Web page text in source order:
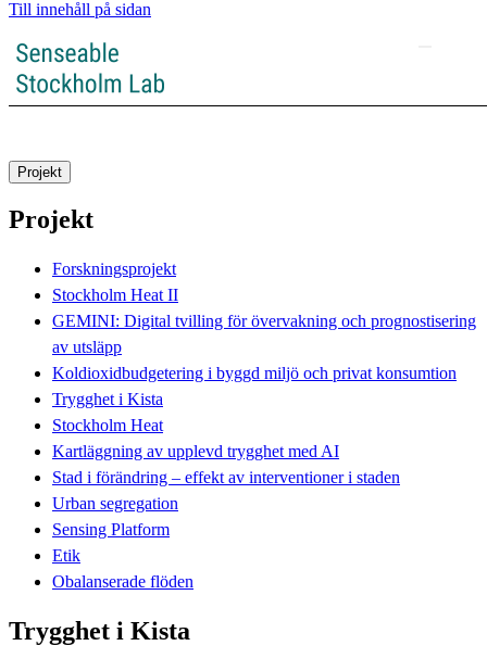
Till innehåll på sidan
Projekt
Projekt
Forskningsprojekt
Stockholm Heat II
GEMINI: Digital tvilling för övervakning och prognostisering
av utsläpp
Koldioxidbudgetering i byggd miljö och privat konsumtion
Trygghet i Kista
Stockholm Heat
Kartläggning av upplevd trygghet med AI
Stad i förändring – effekt av interventioner i staden
Urban segregation
Sensing Platform
Etik
Obalanserade flöden
Trygghet i Kista